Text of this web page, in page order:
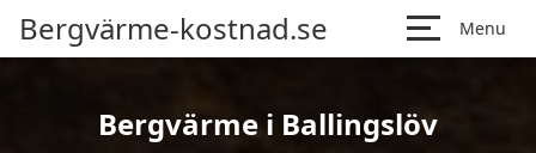
Bergvärme-kostnad.se Menu
Bergvärme i Ballingslöv